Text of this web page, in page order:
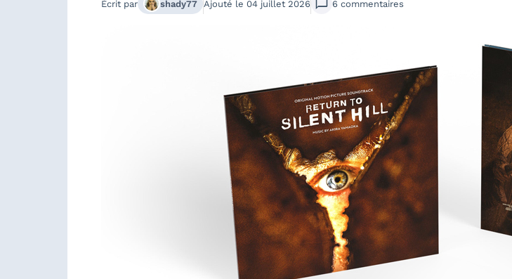
Écrit par shady77 Ajouté le 04 juillet 2026 6 commentaires